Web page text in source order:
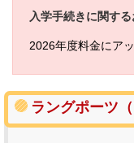
入学手続きに関す
2026年度料金にア
ラングポーツ